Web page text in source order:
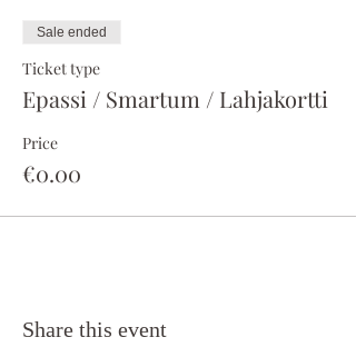
Sale ended
Ticket type
Epassi / Smartum / Lahjakortti
Price
€0.00
Share this event